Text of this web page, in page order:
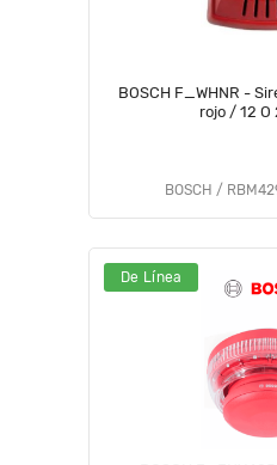
BOSCH F_WHNR -
rojo / 12 O
BOSCH /
De Línea